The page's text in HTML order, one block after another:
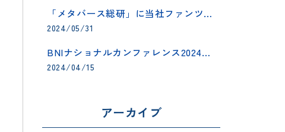
「メタバース総研」に当社ファンツリー®システムが紹介されました
2024/05/31
BNIナショナルカンファレンス2024のグッズスポンサーとして協賛させていただきました。
2024/04/15
アーカイブ